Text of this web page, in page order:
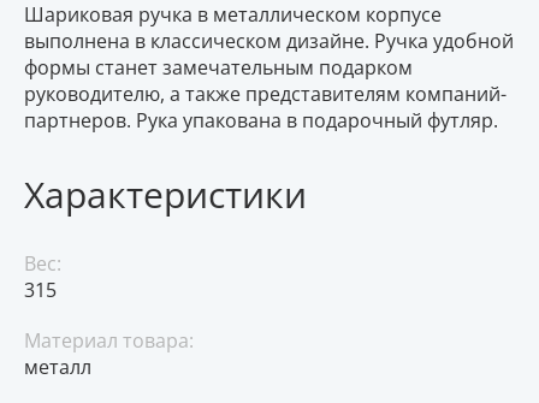
Шариковая ручка в металлическом корпусе
выполнена в классическом дизайне. Ручка удобной
формы станет замечательным подарком
руководителю, а также представителям компаний-
партнеров. Рука упакована в подарочный футляр.
Характеристики
Вес:
315
Материал товара:
металл